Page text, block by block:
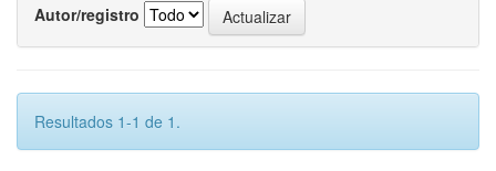
Autor/registro
Resultados 1-1 de 1.